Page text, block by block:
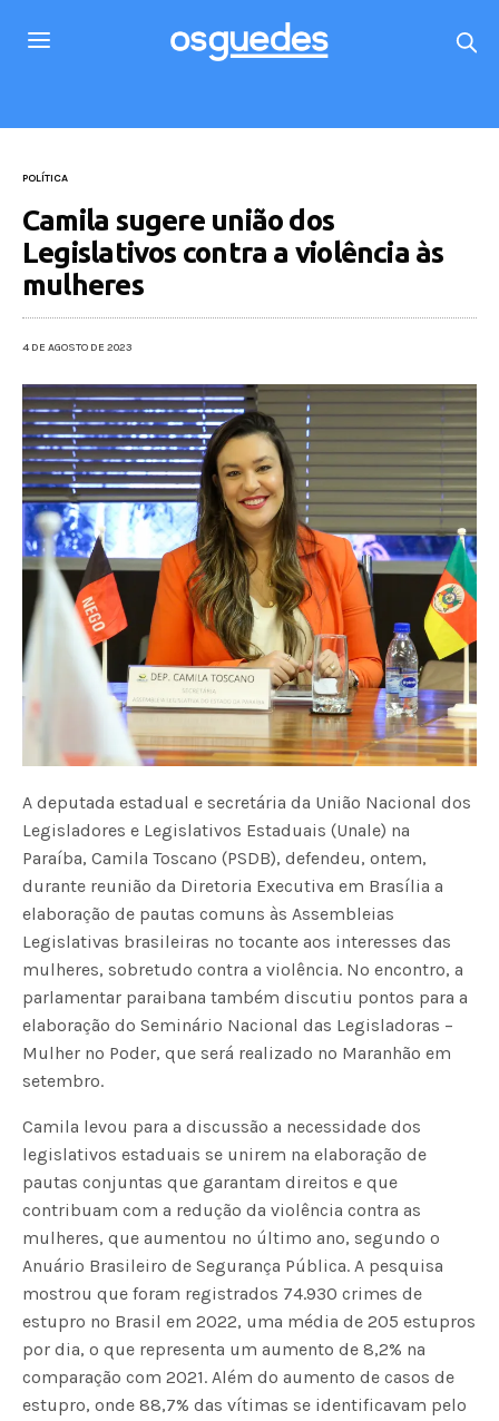
POLÍTICA
Camila sugere união dos
Legislativos contra a violência às
mulheres
4 DE AGOSTO DE 2023
A deputada estadual e secretária da União Nacional dos
Legisladores e Legislativos Estaduais (Unale) na
Paraíba, Camila Toscano (PSDB), defendeu, ontem,
durante reunião da Diretoria Executiva em Brasília a
elaboração de pautas comuns às Assembleias
Legislativas brasileiras no tocante aos interesses das
mulheres, sobretudo contra a violência. No encontro, a
parlamentar paraibana também discutiu pontos para a
elaboração do Seminário Nacional das Legisladoras –
Mulher no Poder, que será realizado no Maranhão em
setembro.
Camila levou para a discussão a necessidade dos
legislativos estaduais se unirem na elaboração de
pautas conjuntas que garantam direitos e que
contribuam com a redução da violência contra as
mulheres, que aumentou no último ano, segundo o
Anuário Brasileiro de Segurança Pública. A pesquisa
mostrou que foram registrados 74.930 crimes de
estupro no Brasil em 2022, uma média de 205 estupros
por dia, o que representa um aumento de 8,2% na
comparação com 2021. Além do aumento de casos de
estupro, onde 88,7% das vítimas se identificavam pelo